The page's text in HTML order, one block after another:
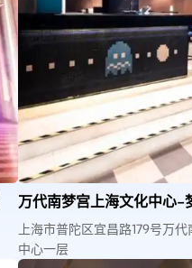
万代南梦宫上海文化中心-
上海市普陀区宜昌路179号万
中心一层